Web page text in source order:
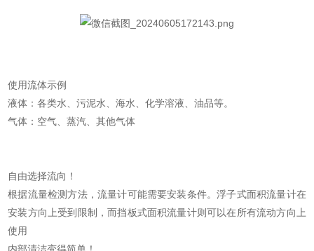
使用流体示例
液体：各类水、污泥水、海水、化学溶液、油品等。
气体：空气、蒸汽、其他气体
自由选择流向！
根据流量检测方法，流量计可能需要安装条件。浮子式面积流量计在
安装方向上受到限制，而挡板式面积流量计则可以在所有流动方向上
使用